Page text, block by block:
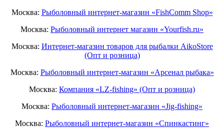
Москва: Рыболовный интернет-магазин «FishComm Shop»
Москва: Рыболовный интернет магазин «Yourfish.ru»
Москва: Интернет-магазин товаров для рыбалки AikoStore
(Опт и розница)
Москва: Рыболовный интернет-магазин «Арсенал рыбака»
Москва: Компания «LZ-fishing» (Опт и розница)
Москва: Рыболовный интернет-магазин «Jig-fishing»
Москва: Рыболовный интернет-магазин «Спинкастинг»